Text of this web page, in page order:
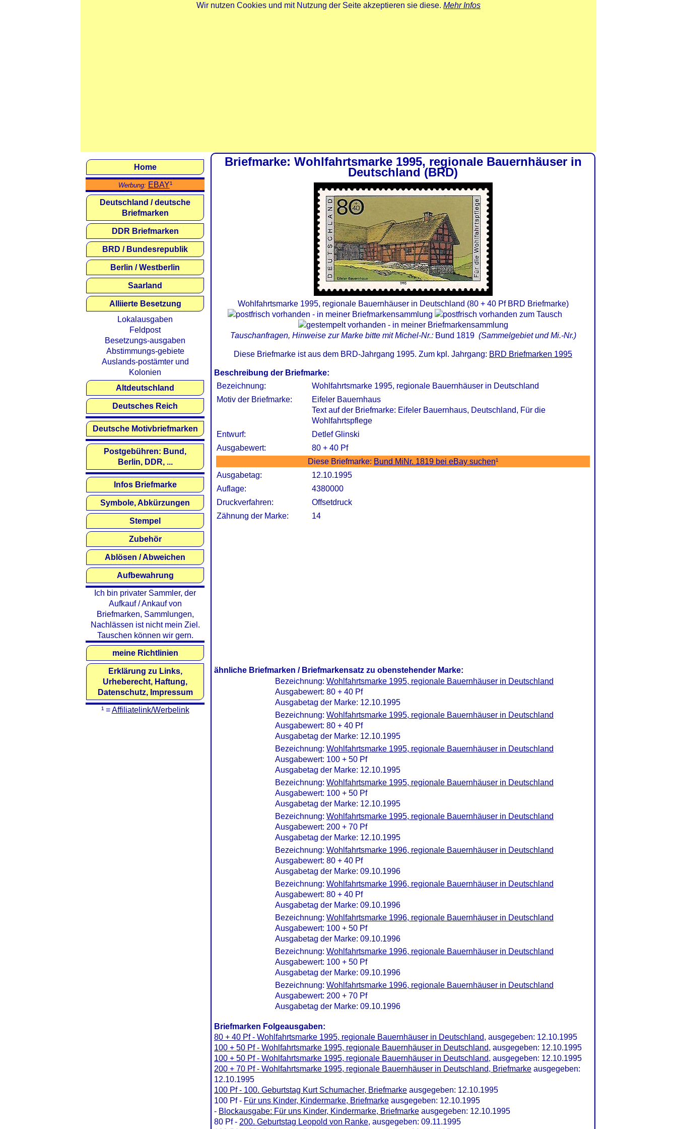
Wir nutzen Cookies und mit Nutzung der Seite akzeptieren sie diese. Mehr Infos
Briefmarke: Wohlfahrtsmarke 1995, regionale Bauernhäuser in
Deutschland (BRD)
Wohlfahrtsmarke 1995, regionale Bauernhäuser in Deutschland (80 + 40 Pf BRD Briefmarke)
Tauschanfragen, Hinweise zur Marke bitte mit Michel-Nr.: Bund 1819(Sammelgebiet und Mi.-Nr.)
Diese Briefmarke ist aus dem BRD-Jahrgang 1995. Zum kpl. Jahrgang: BRD Briefmarken 1995
Beschreibung der Briefmarke:
Bezeichnung:
Wohlfahrtsmarke 1995, regionale Bauernhäuser in Deutschland
Motiv der Briefmarke:
Eifeler Bauernhaus
Text auf der Briefmarke: Eifeler Bauernhaus, Deutschland, Für die
Wohlfahrtspflege
Entwurf:
Detlef Glinski
Ausgabewert:
80 + 40 Pf
Diese Briefmarke: Bund MiNr. 1819 bei eBay suchen¹
Ausgabetag:
12.10.1995
Auflage:
4380000
Druckverfahren:
Offsetdruck
Zähnung der Marke:
14
ähnliche Briefmarken / Briefmarkensatz zu obenstehender Marke:
Bezeichnung: Wohlfahrtsmarke 1995, regionale Bauernhäuser in Deutschland
Ausgabewert: 80 + 40 Pf
Ausgabetag der Marke: 12.10.1995
Bezeichnung: Wohlfahrtsmarke 1995, regionale Bauernhäuser in Deutschland
Ausgabewert: 80 + 40 Pf
Ausgabetag der Marke: 12.10.1995
Bezeichnung: Wohlfahrtsmarke 1995, regionale Bauernhäuser in Deutschland
Ausgabewert: 100 + 50 Pf
Ausgabetag der Marke: 12.10.1995
Bezeichnung: Wohlfahrtsmarke 1995, regionale Bauernhäuser in Deutschland
Ausgabewert: 100 + 50 Pf
Ausgabetag der Marke: 12.10.1995
Bezeichnung: Wohlfahrtsmarke 1995, regionale Bauernhäuser in Deutschland
Ausgabewert: 200 + 70 Pf
Ausgabetag der Marke: 12.10.1995
Bezeichnung: Wohlfahrtsmarke 1996, regionale Bauernhäuser in Deutschland
Ausgabewert: 80 + 40 Pf
Ausgabetag der Marke: 09.10.1996
Bezeichnung: Wohlfahrtsmarke 1996, regionale Bauernhäuser in Deutschland
Ausgabewert: 80 + 40 Pf
Ausgabetag der Marke: 09.10.1996
Bezeichnung: Wohlfahrtsmarke 1996, regionale Bauernhäuser in Deutschland
Ausgabewert: 100 + 50 Pf
Ausgabetag der Marke: 09.10.1996
Bezeichnung: Wohlfahrtsmarke 1996, regionale Bauernhäuser in Deutschland
Ausgabewert: 100 + 50 Pf
Ausgabetag der Marke: 09.10.1996
Bezeichnung: Wohlfahrtsmarke 1996, regionale Bauernhäuser in Deutschland
Ausgabewert: 200 + 70 Pf
Ausgabetag der Marke: 09.10.1996
Briefmarken Folgeausgaben:
80 + 40 Pf - Wohlfahrtsmarke 1995, regionale Bauernhäuser in Deutschland, ausgegeben: 12.10.1995
100 + 50 Pf - Wohlfahrtsmarke 1995, regionale Bauernhäuser in Deutschland, ausgegeben: 12.10.1995
100 + 50 Pf - Wohlfahrtsmarke 1995, regionale Bauernhäuser in Deutschland, ausgegeben: 12.10.1995
200 + 70 Pf - Wohlfahrtsmarke 1995, regionale Bauernhäuser in Deutschland, Briefmarke ausgegeben:
12.10.1995
100 Pf - 100. Geburtstag Kurt Schumacher, Briefmarke ausgegeben: 12.10.1995
100 Pf - Für uns Kinder, Kindermarke, Briefmarke ausgegeben: 12.10.1995
- Blockausgabe: Für uns Kinder, Kindermarke, Briefmarke ausgegeben: 12.10.1995
80 Pf - 200. Geburtstag Leopold von Ranke, ausgegeben: 09.11.1995
Home
Werbung: EBAY¹
Deutschland / deutsche
Briefmarken
DDR Briefmarken
BRD / Bundesrepublik
Berlin / Westberlin
Saarland
Alliierte Besetzung
Lokalausgaben
Feldpost
Besetzungs-ausgaben
Abstimmungs-gebiete
Auslands-postämter und
Kolonien
Altdeutschland
Deutsches Reich
Deutsche Motivbriefmarken
Postgebühren: Bund,
Berlin, DDR, ...
Infos Briefmarke
Symbole, Abkürzungen
Stempel
Zubehör
Ablösen / Abweichen
Aufbewahrung
Ich bin privater Sammler, der
Aufkauf / Ankauf von
Briefmarken, Sammlungen,
Nachlässen ist nicht mein Ziel.
Tauschen können wir gern.
meine Richtlinien
Erklärung zu Links,
Urheberecht, Haftung,
Datenschutz, Impressum
¹ =Affiliatelink/Werbelink